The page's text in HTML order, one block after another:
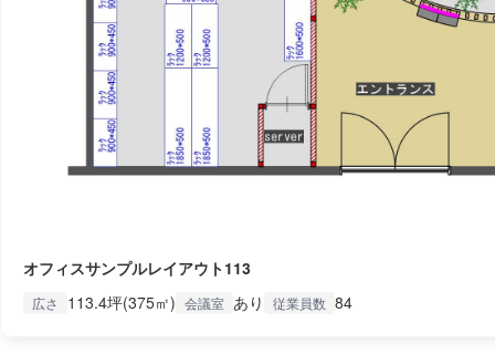
オフィスサンプルレイアウト113
広さ 113.4坪(375㎡) 会議室 あり 従業員数 84